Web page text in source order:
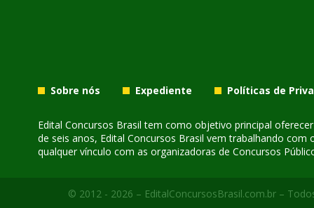
Sobre nós Expediente Políticas de
Edital Concursos Brasil tem como objetivo principal
de seis anos, Edital Concursos Brasil vem trabalhando
qualquer vínculo com as organizadoras de Concursos
© 2012 - 2026 – EditalConcursosBrasil.com.br –